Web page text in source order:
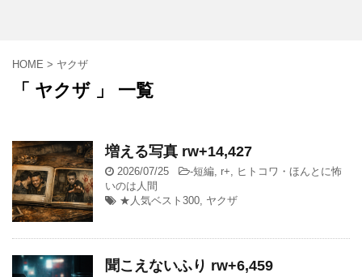
HOME > ヤクザ
「 ヤクザ 」 一覧
増える写真 rw+14,427
2026/07/25 -短編, r+, ヒトコワ・ほんとに怖
いのは人間
★人気ベスト300, ヤクザ
聞こえないふり rw+6,459